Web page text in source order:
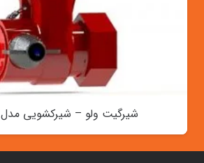
شیرگیت ولو – شیرکشویی مدل TR-GT6